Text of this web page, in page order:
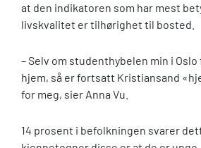
at den indikatoren som har mest
livskvalitet er tilhørighet til bosted.
– Selv om studenthybelen min i
hjem, så er fortsatt Kristiansand
for meg, sier Anna Vu.
14 prosent i befolkningen svarer